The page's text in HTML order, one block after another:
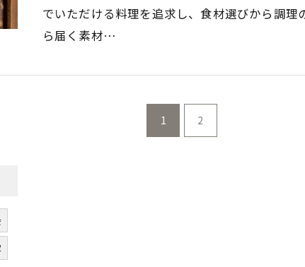
でいただける料理を追求し、食材選びから調
ら届く素材…
1 2